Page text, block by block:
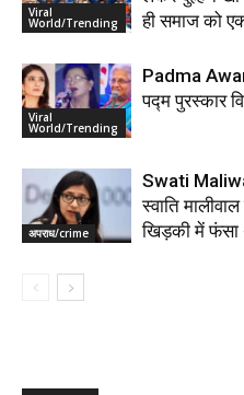
Viral
World/Trending
ही समाज को
Viral
World/Trending
Padma
पद्म पुरस्कार
अपराध/crime
Swati
स्वाति
खिड़की में फंसा